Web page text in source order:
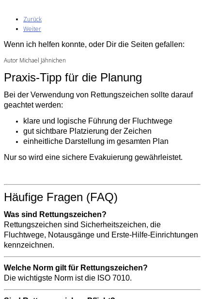
Zurück
Weiter
Wenn ich helfen konnte, oder Dir die Seiten gefallen:
Autor Michael Jähnichen
Praxis-Tipp für die Planung
Bei der Verwendung von Rettungszeichen sollte darauf
geachtet werden:
klare und logische Führung der Fluchtwege
gut sichtbare Platzierung der Zeichen
einheitliche Darstellung im gesamten Plan
Nur so wird eine sichere Evakuierung gewährleistet.
Häufige Fragen (FAQ)
Was sind Rettungszeichen?
Rettungszeichen sind Sicherheitszeichen, die
Fluchtwege, Notausgänge und Erste-Hilfe-Einrichtungen
kennzeichnen.
Welche Norm gilt für Rettungszeichen?
Die wichtigste Norm ist die ISO 7010.